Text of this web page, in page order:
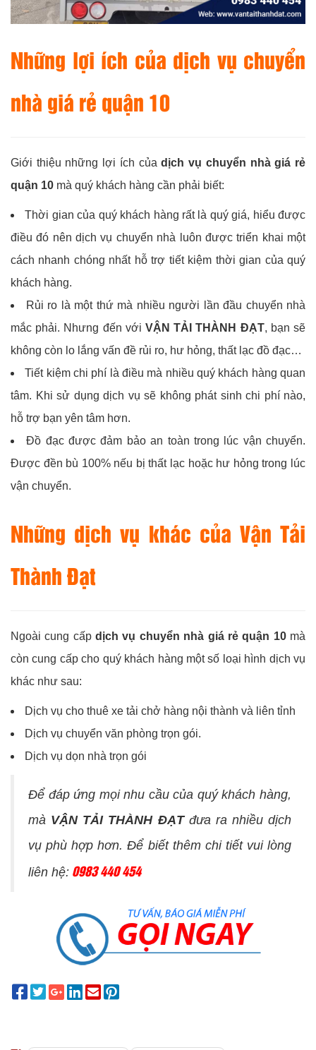
Những lợi ích của dịch vụ chuyển
nhà giá rẻ quận 10
Giới thiệu những lợi ích củadịch vụ chuyển nhà giá rẻ
quận 10 mà quý khách hàng cần phải biết:
Thời gian của quý khách hàng rất là quý giá, hiểu được
điều đó nên dịch vụ chuyển nhà luôn được triển khai một
cách nhanh chóng nhất hỗ trợ tiết kiệm thời gian của quý
khách hàng.
Rủi ro là một thứ mà nhiều người lần đầu chuyển nhà
mắc phải. Nhưng đến với VẬN TẢI THÀNH ĐẠT, bạn sẽ
không còn lo lắng vấn đề rủi ro, hư hỏng, thất lạc đồ đạc…
Tiết kiệm chi phí là điều mà nhiều quý khách hàng quan
tâm. Khi sử dụng dịch vụ sẽ không phát sinh chi phí nào,
hỗ trợ bạn yên tâm hơn.
Đồ đạc được đảm bảo an toàn trong lúc vận chuyển.
Được đền bù 100% nếu bị thất lạc hoặc hư hỏng trong lúc
vận chuyển.
Những dịch vụ khác của Vận Tải
Thành Đạt
Ngoài cung cấpdịch vụ chuyển nhà giá rẻ quận 10mà
còn cung cấp cho quý khách hàng một số loại hình dịch vụ
khác như sau:
Dịch vụ cho thuê xe tải chở hàng nội thành và liên tỉnh
Dịch vụ chuyển văn phòng trọn gói.
Dịch vụ dọn nhà trọn gói
Để đáp ứng mọi nhu cầu của quý khách hàng,
mà VẬN TẢI THÀNH ĐẠTđưa ra nhiều dịch
vụ phù hợp hơn. Để biết thêm chi tiết vui lòng
liên hệ: 0983 440 454